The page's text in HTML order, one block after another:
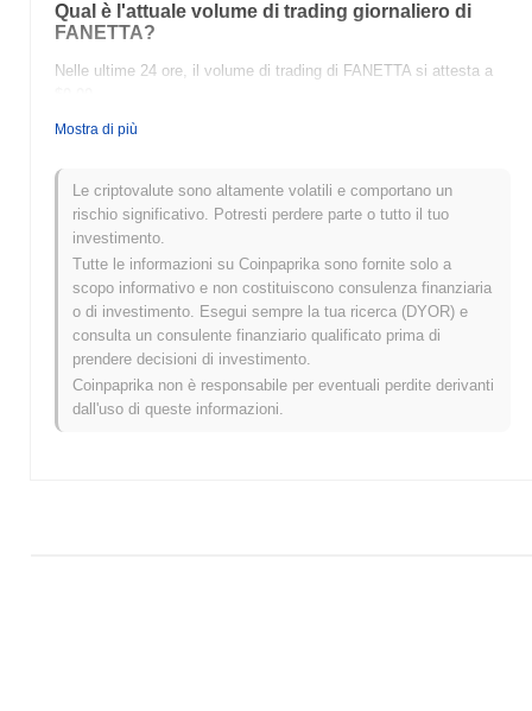
Qual è l'attuale volume di trading giornaliero di
FANETTA?
Nelle ultime 24 ore, il volume di trading di FANETTA si attesta a
Qual è lo storico della fascia di prezzo di
Massimo Storico (ATH):$0.00000971
Minimo Storico (ATL): $0.00
FANETTA è attualmente scambiato~87.07% al di sotto del suo
ATH .
Come si sta comportando FANETTA rispetto al
mercato crypto più ampio?
Negli ultimi 7 giorni, FANETTA ha guadagnato
sottoperformando il mercato crypto complessivo che ha registrato
Mostra di più
Le criptovalute sono altamente volatili e comportano un
rischio significativo. Potresti perdere parte o tutto il tuo
investimento.
Tutte le informazioni su Coinpaprika sono fornite solo a
scopo informativo e non costituiscono consulenza finanziaria
o di investimento. Esegui sempre la tua ricerca (DYOR) e
consulta un consulente finanziario qualificato prima di
prendere decisioni di investimento.
Coinpaprika non è responsabile per eventuali perdite derivanti
dall'uso di queste informazioni.